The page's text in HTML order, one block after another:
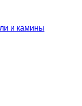
и камины